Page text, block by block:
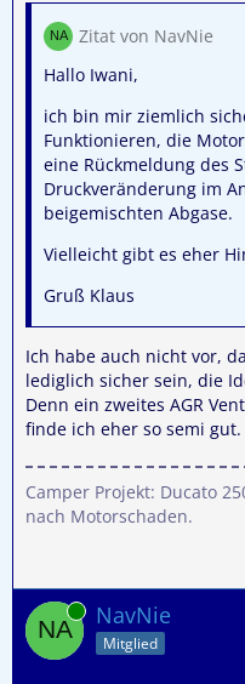
Zitat von NavNie
Hallo Iwani,
ich bin mir ziemlich
Funktionieren, die
eine Rückmeldung des
Druckveränderung im
beigemischten Abgase.
Vielleicht gibt es eher
Gruß Klaus
Ich habe auch nicht vor,
lediglich sicher sein, die
Denn ein zweites AGR
finde ich eher so semi
Camper Projekt: Ducato
nach Motorschaden.
Online NavNie
Mitglied